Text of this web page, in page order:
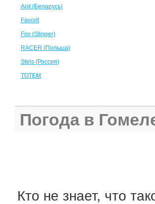
Aist (Беларусь)
Favorit
Fox (Stinger)
RACER (Польша)
Stels (Россия)
TOTEM
Погода в
Кто не знает, что